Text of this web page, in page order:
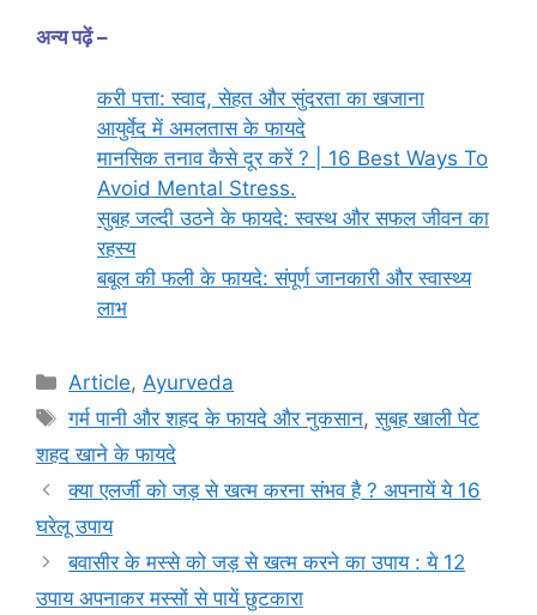
अन्य पढ़ें –
करी पत्ता: स्वाद, सेहत और सुंदरता का खजाना
आयुर्वेद में अमलतास के फायदे
मानसिक तनाव कैसे दूर करें ? | 16 Best Ways To
Avoid Mental Stress.
सुबह जल्दी उठने के फायदे: स्वस्थ और सफल जीवन का
रहस्य
बबूल की फली के फायदे: संपूर्ण जानकारी और स्वास्थ्य
लाभ
Categories
Article, Ayurveda
Tags
गर्म पानी और शहद के फायदे और नुकसान,सुबह खाली पेट
शहद खाने के फायदे
क्या एलर्जी को जड़ से खत्म करना संभव है ? अपनायें ये 16
घरेलू उपाय
बवासीर के मस्से को जड़ से खत्म करने का उपाय : ये 12
उपाय अपनाकर मस्सों से पायें छुटकारा